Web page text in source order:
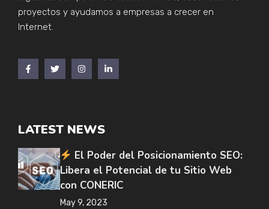
proyectos y ayudamos a empresas a crecer en
Internet.
LATEST NEWS
El Poder del Posicionamiento SEO:
Libera el Potencial de tu Sitio Web
con CONERIC
May 9, 2023